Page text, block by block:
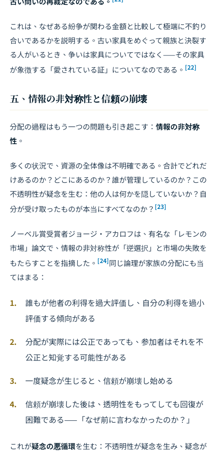
これは、なぜある紛争が関わる金額と比較して極端に不釣り
合いであるかを説明する。古い家具をめぐって親族と決裂す
る人がいるとき、争いは家具についてではなく——その家具
が象徴する「愛されている証」についてなのである。 [22]
五、情報の非対称性と信頼の崩壊
分配の過程はもう一つの問題も引き起こす： 情報の非対称
性 。
多くの状況で、資源の全体像は不明確である。合計でどれだ
けあるのか？どこにあるのか？誰が管理しているのか？この
不透明性が疑念を生む：他の人は何かを隠していないか？自
分が受け取ったものが本当にすべてなのか？ [23]
ノーベル賞受賞者ジョージ・アカロフは、有名な「レモンの
市場」論文で、情報の非対称性が「逆選択」と市場の失敗を
もたらすことを指摘した。 [24]同じ論理が家族の分配にも当
てはまる：
誰もが他者の利得を過大評価し、自分の利得を過小
評価する傾向がある
分配が実際には公正であっても、参加者はそれを不
公正と知覚する可能性がある
一度疑念が生じると、信頼が崩壊し始める
信頼が崩壊した後は、透明性をもってしても回復が
困難である——「なぜ前に言わなかったのか？」
これが疑念の悪循環を生む：不透明性が疑念を生み、疑念が